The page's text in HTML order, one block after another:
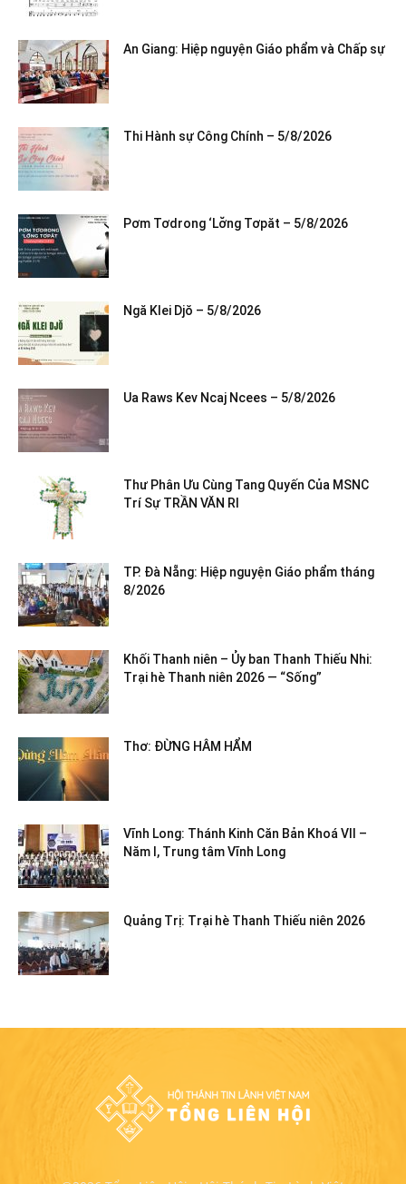
An Giang: Hiệp nguyện Giáo phẩm và Chấp sự
Thi Hành sự Công Chính – 5/8/2026
Pơm Tơdrong ‘Lơ̆ng Tơpăt – 5/8/2026
Ngă Klei Djŏ – 5/8/2026
Ua Raws Kev Ncaj Ncees – 5/8/2026
Thư Phân Ưu Cùng Tang Quyến Của MSNC
Trí Sự TRẦN VĂN RI
TP. Đà Nẵng: Hiệp nguyện Giáo phẩm tháng
8/2026
Khối Thanh niên – Ủy ban Thanh Thiếu Nhi:
Trại hè Thanh niên 2026 — “Sống”
Thơ: ĐỪNG HÂM HẨM
Vĩnh Long: Thánh Kinh Căn Bản Khoá VII –
Năm I, Trung tâm Vĩnh Long
Quảng Trị: Trại hè Thanh Thiếu niên 2026